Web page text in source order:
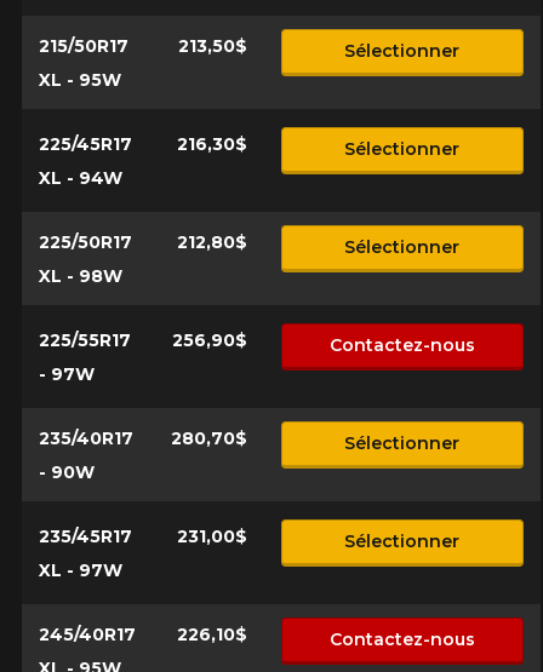
215/50R17
XL - 95W
213,50$ Sélectionner
225/45R17
XL - 94W
216,30$ Sélectionner
225/50R17
XL - 98W
212,80$ Sélectionner
225/55R17
- 97W
256,90$ Contactez-nous
235/40R17
- 90W
280,70$ Sélectionner
235/45R17
XL - 97W
231,00$ Sélectionner
245/40R17
226,10$ Contactez-nous